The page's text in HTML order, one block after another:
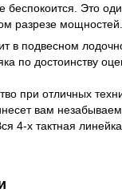
беспокоится. Это
разрезе мощностей.
в подвесном
по достоинству
при отличных
вам
4-х тактная